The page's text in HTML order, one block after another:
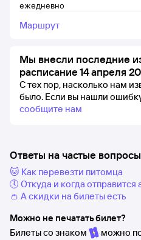
ежедневно
Маршрут
Мы внесли последние
расписание 14 апреля
С тех пор, насколько нам
было. Если вы нашли
сообщите нам
Ответы на частые вопросы
🐱 Как перевезти питомца
🕔 Откуда и когда отправится
👛 А скидки на билеты есть
Можно не печатать билет?
Билеты со знаком
можно